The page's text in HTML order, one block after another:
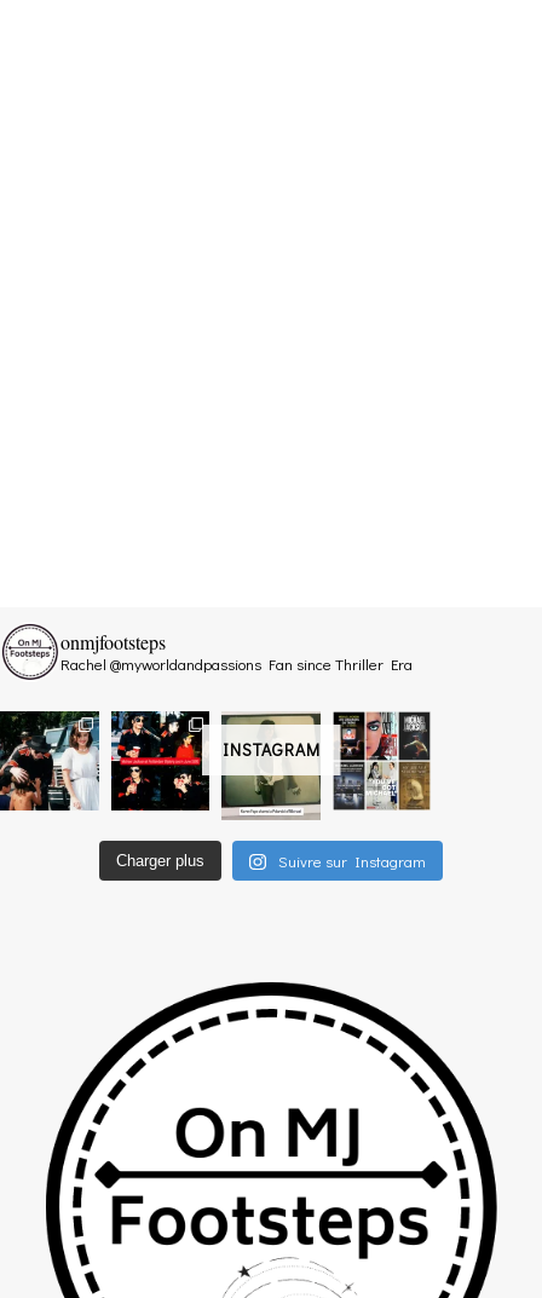
INSTAGRAM
onmjfootsteps
Rachel @myworldandpassions Fan since Thriller Era
Charger plus Suivre sur Instagram